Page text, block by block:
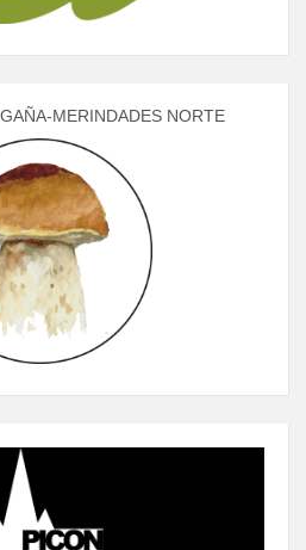
MERINDADES NORTE